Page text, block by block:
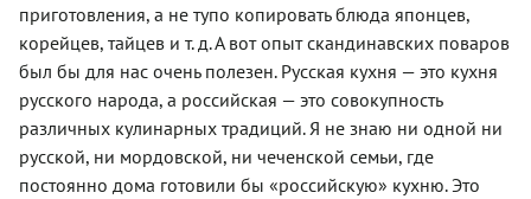
приготовления, а не тупо копировать блюда японцев,
корейцев, тайцев и т. д. А вот опыт скандинавских поваров
был бы для нас очень полезен. Русская кухня — это кухня
русского народа, а российская — это совокупность
различных кулинарных традиций. Я не знаю ни одной ни
русской, ни мордовской, ни чеченской семьи, где
постоянно дома готовили бы «российскую» кухню. Это